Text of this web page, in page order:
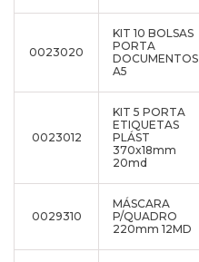
0023020
KIT 10 BOLSAS
PORTA
DOCUMENTOS
A5
0023012
KIT 5 PORTA
ETIQUETAS
PLÁST
370x18mm
20md
0029310
MÁSCARA
P/QUADRO
220mm 12MD